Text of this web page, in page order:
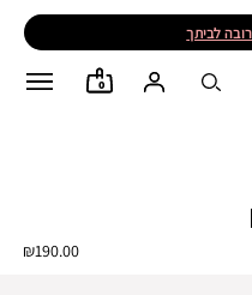
לביתך
0
₪190.00